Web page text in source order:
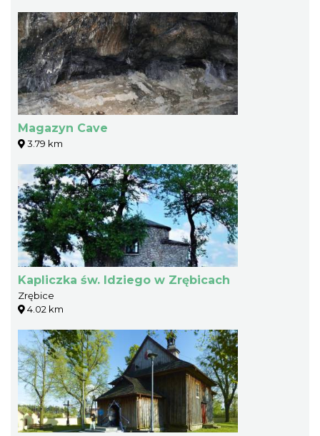
Magazyn Cave
3.79 km
Kapliczka św. Idziego w Zrębicach
Zrębice
4.02 km